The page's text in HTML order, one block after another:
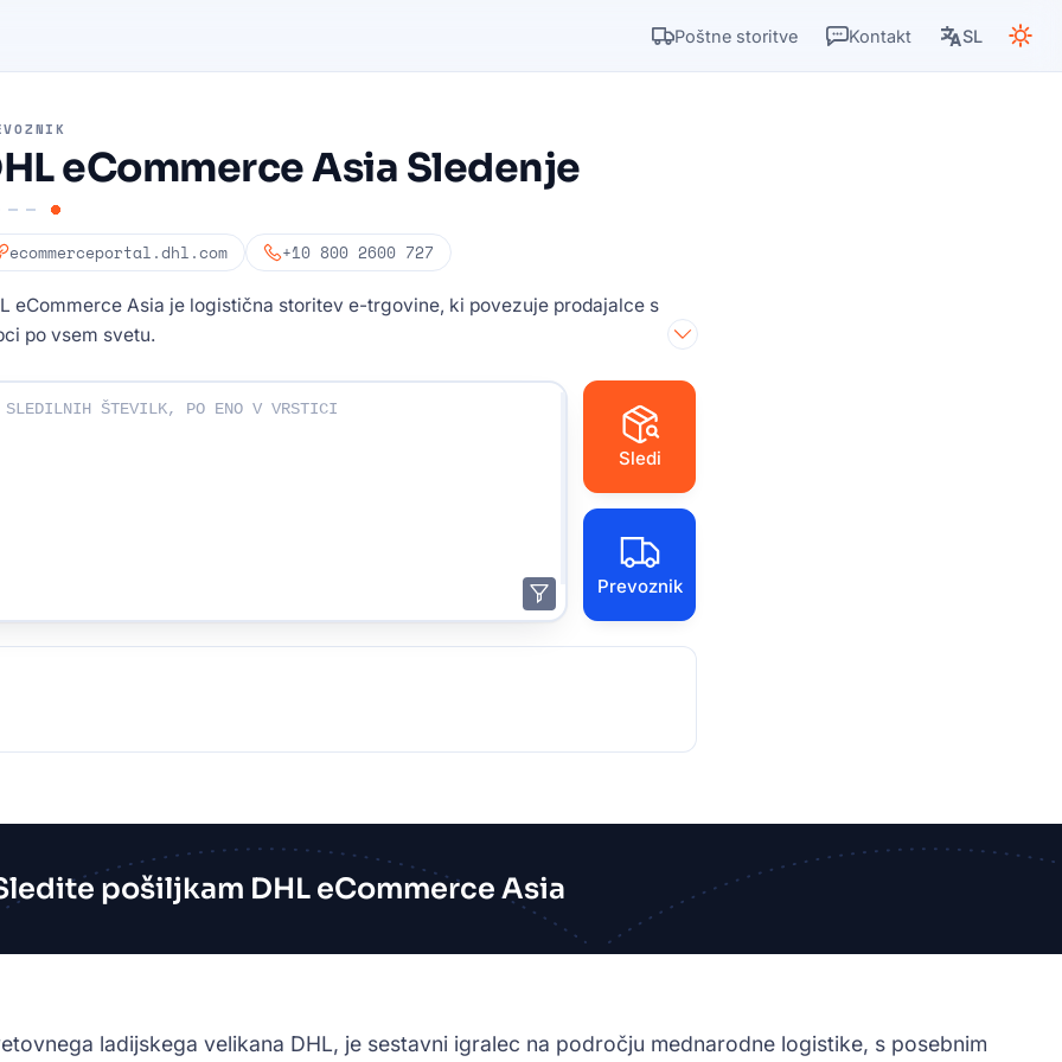
Poštne storitve Kontakt SL
eCommerce Asia Sledenje
ecommerceportal.dhl.com +10 800 2600 727
eCommerce Asia je logistična storitev e-trgovine, ki povezuje prodajalce s
po vsem svetu.
številke:
Sledi
Prevoznik
pošiljkam DHL eCommerce Asia
ladijskega velikana DHL, je sestavni igralec na področju mednarodne logistike, s posebnim